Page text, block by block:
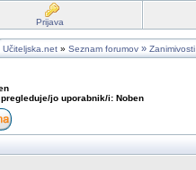
Prijava
Učiteljska.net » Seznam forumov » Zanimivosti
jo uporabnik/i: Noben